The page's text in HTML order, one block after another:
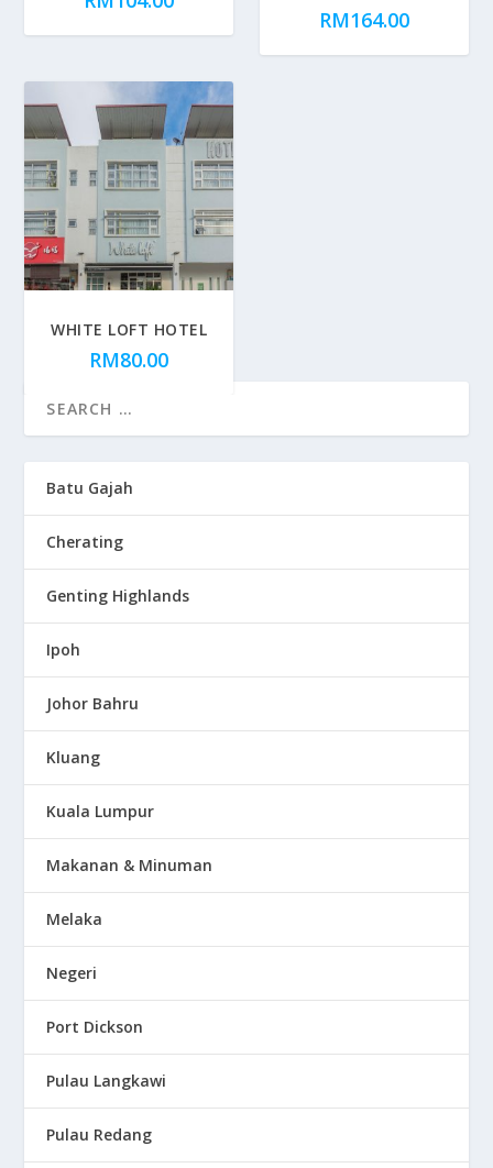
RM164.00
WHITE LOFT HOTEL
RM80.00
Batu Gajah
Cherating
Genting Highlands
Ipoh
Johor Bahru
Kluang
Kuala Lumpur
Makanan & Minuman
Melaka
Negeri
Port Dickson
Pulau Langkawi
Pulau Redang